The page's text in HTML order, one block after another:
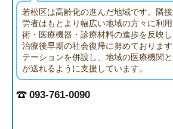
若松区は高齢化の進んだ地域です。隣
労者はもとより幅広い地域の方々に利
術・医療機器・診療材料の進歩を反映
治療後早期の社会復帰に努めておりま
テーションを併設し、地域の医療機関
が送れるように支援しています。
093-761-0090